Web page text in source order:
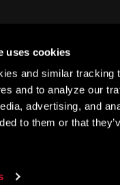
uses cookies
and similar tracking
and to analyze our
advertising, and
to them or that